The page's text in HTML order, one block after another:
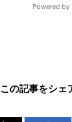
この記事をシェ